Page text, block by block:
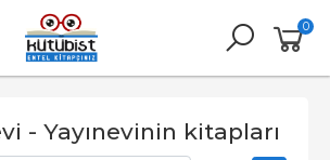
0
- Yayınevinin kitapları